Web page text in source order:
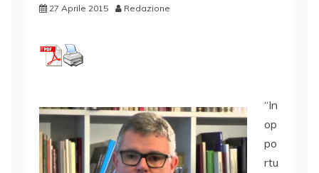
27 Aprile 2015 Redazione
“In
op
po
rtu